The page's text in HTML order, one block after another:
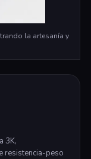
la artesanía y
3K,
resistencia-peso